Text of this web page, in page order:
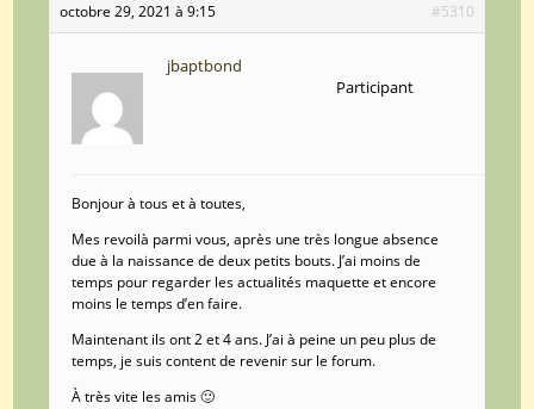
octobre 29, 2021 à 9:15
#5310
jbaptbond
Participant
Bonjour à tous et à toutes,
Mes revoilà parmi vous, après une très longue absence
due à la naissance de deux petits bouts. J’ai moins de
temps pour regarder les actualités maquette et encore
moins le temps d’en faire.
Maintenant ils ont 2 et 4 ans. J’ai à peine un peu plus de
temps, je suis content de revenir sur le forum.
À très vite les amis 🙂